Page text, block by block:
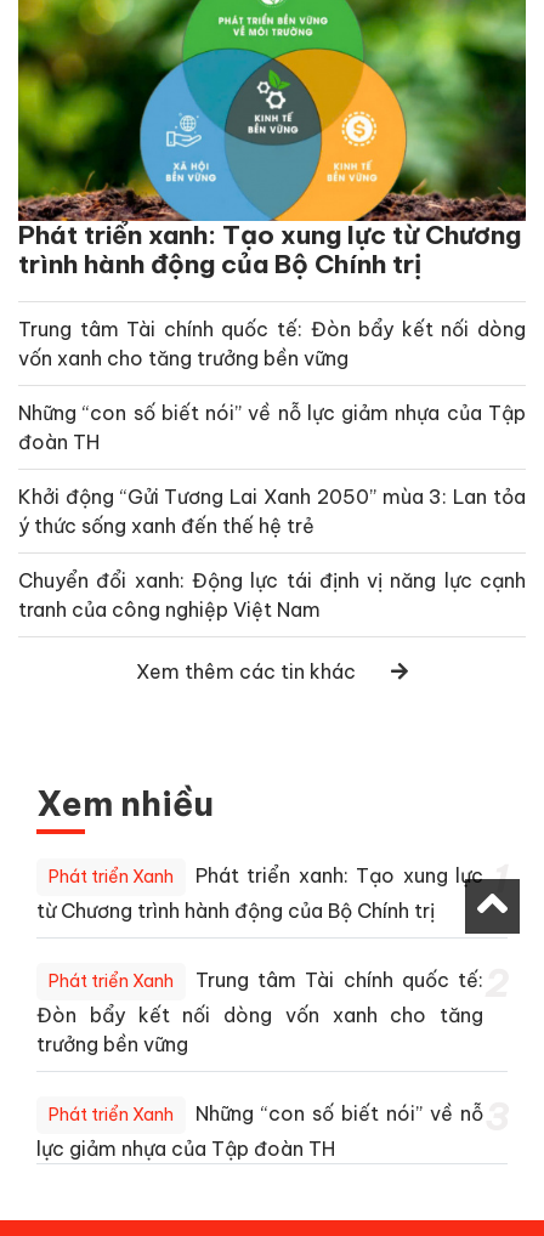
Phát triển xanh: Tạo xung lực từ Chương
trình hành động của Bộ Chính trị
Trung tâm Tài chính quốc tế: Đòn bẩy kết nối dòng
vốn xanh cho tăng trưởng bền vững
Những “con số biết nói” về nỗ lực giảm nhựa của Tập
đoàn TH
Khởi động “Gửi Tương Lai Xanh 2050” mùa 3: Lan tỏa
ý thức sống xanh đến thế hệ trẻ
Chuyển đổi xanh: Động lực tái định vị năng lực cạnh
tranh của công nghiệp Việt Nam
Xem thêm các tin khác
Xem nhiều
Phát triển Xanh
Phát triển xanh: Tạo xung lực
từ Chương trình hành động của Bộ Chính trị
1
Phát triển Xanh
Trung tâm Tài chính quốc tế:
Đòn bẩy kết nối dòng vốn xanh cho tăng
trưởng bền vững
Phát triển Xanh
Những “con số biết nói” về nỗ
lực giảm nhựa của Tập đoàn TH